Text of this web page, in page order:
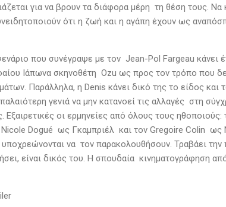
για να βρουν τα διάφορα μέρη τη θέση τους.
ότι η ζωή και η αγάπη έχουν ως
που συνέγραψε με τον Jean-Pol Fargeau κάνει
Ιάπωνα σκηνοθέτη Ozu ως προς τον τρόπο που
Παράλληλα, η Denis κάνει δικό της το είδος και
γενιά να μην κατανοεί τις αλλαγές στη
Εξαιρετικές οι ερμηνείες από όλους τους
Nicole Dogué ως Γκαμπριέλ και τον Gregoire Colin
να τον παρακολουθήσουν. Τραβάει
είναι δικός του. Η σπουδαία κινηματογράφηση